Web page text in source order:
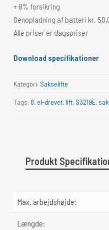
+ 8% forsikring
Genopladning af batteri kr.
Alle priser er dagspriser
Download specifikationer
Kategori: Sakselifte
Tags: 8, el-drevet, lift, S3219E,
Produkt
Max. arbejdshøjde:
Længde: